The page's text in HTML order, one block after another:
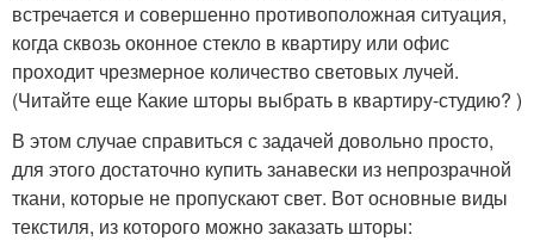
встречается и совершенно противоположная ситуация,
когда сквозь оконное стекло в квартиру или офис
проходит чрезмерное количество световых лучей.
(Читайте еще Какие шторы выбрать в квартиру-студию? )
В этом случае справиться с задачей довольно просто,
для этого достаточно купить занавески из непрозрачной
ткани, которые не пропускают свет. Вот основные виды
текстиля, из которого можно заказать шторы: